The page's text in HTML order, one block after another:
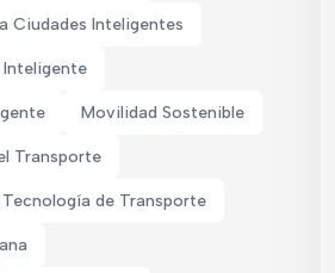
Ciudades Inteligentes
Movilidad Sostenible
Transporte
de Transporte